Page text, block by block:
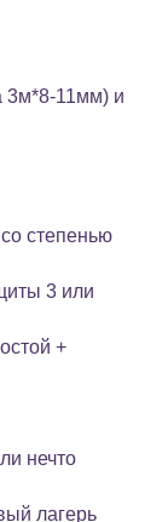
3м*8-11мм) и
степенью
3 или
+
нечто
лагерь